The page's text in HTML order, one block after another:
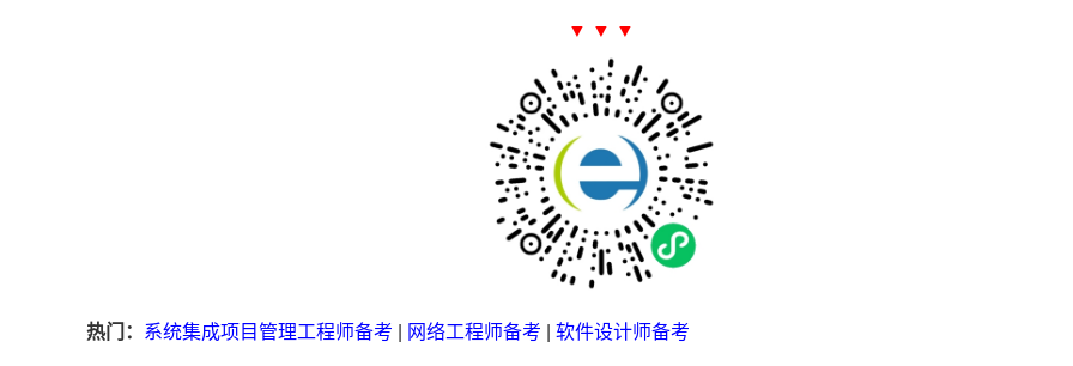
▼ ▼ ▼
热门： 系统集成项目管理工程师备考 网络工程师备考 软件设计师备考